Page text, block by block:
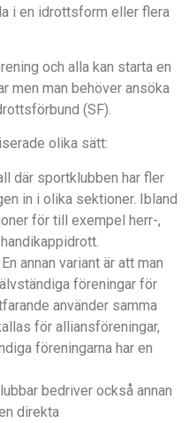
i en idrottsform eller flera
och alla kan starta en
men man behöver ansöka
(SF).
olika sätt:
där sportklubben har fler
in i olika sektioner. Ibland
för till exempel herr-,
annan variant är att man
föreningar för
använder samma
för alliansföreningar,
föreningarna har en
bedriver också annan
direkta